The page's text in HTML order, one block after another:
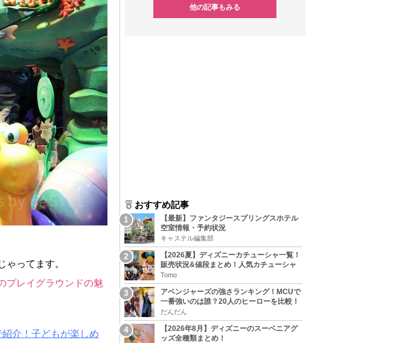
ってます。
プレイグラウンドの魅
介！子どもが楽しめ
他の記事もみる
おすすめ記事
【最新】ファンタジースプリングスホテル
空室情報・予約状況
キャステル編集部
【2026夏】ディズニーカチューシャ一覧！
販売状況&値段まとめ！人気カチューシャ
をチェック
Tomo
アベンジャーズの強さランキング！MCUで
一番強いのは誰？20人のヒーローを比較！
だんだん
【2026年8月】ディズニーのスーベニアグ
ッズ全種類まとめ！